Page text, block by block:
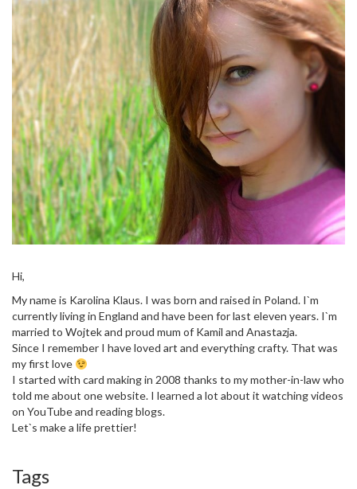
Hi,
My name is Karolina Klaus. I was born and raised in Poland. I`m
currently living in England and have been for last eleven years. I`m
married to Wojtek and proud mum of Kamil and Anastazja.
Since I remember I have loved art and everything crafty. That was
my first love
I started with card making in 2008 thanks to my mother-in-law who
told me about one website. I learned a lot about it watching videos
on YouTube and reading blogs.
Let`s make a life prettier!
Tags